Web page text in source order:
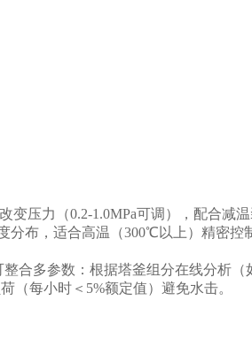
压力（0.2-1.0MPa可调），配合减
分布，适合高温（300℃以上）精密控
合多参数：根据塔釜组分在线分析（
（每小时＜5%额定值）避免水击。